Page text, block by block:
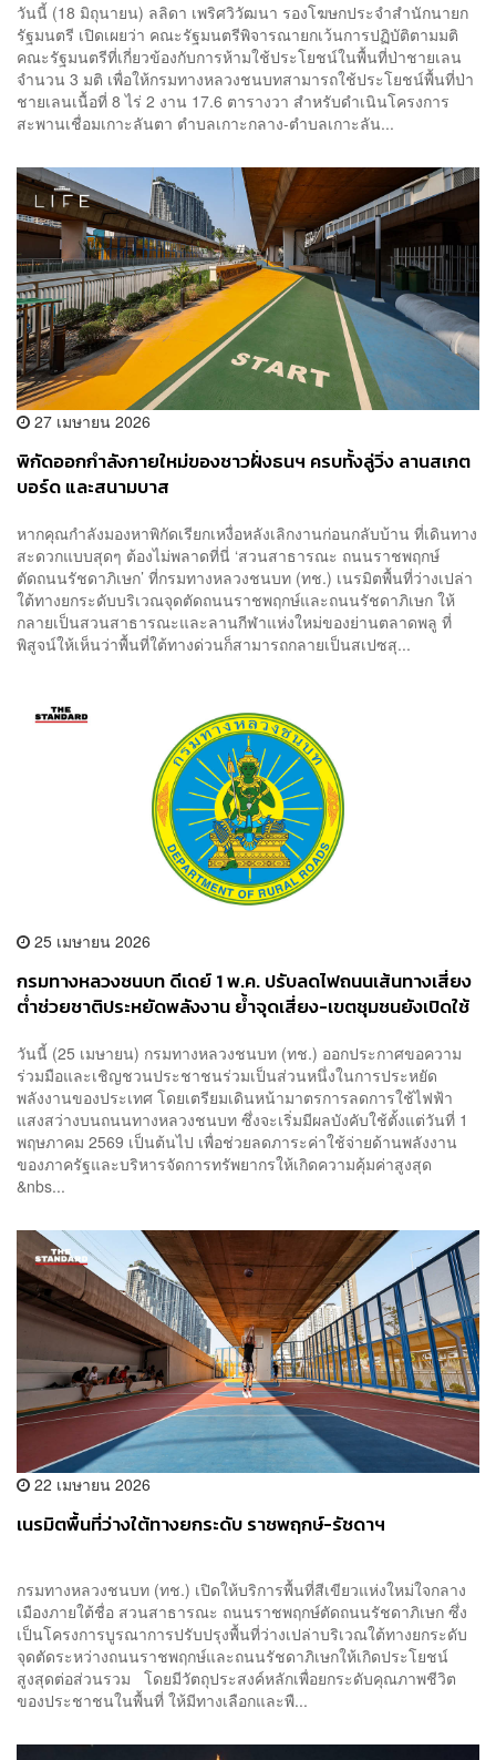
วันนี้ (18 มิถุนายน) ลลิดา เพริศวิวัฒนา รองโฆษกประจำสำนักนายก
รัฐมนตรี เปิดเผยว่า คณะรัฐมนตรีพิจารณายกเว้นการปฏิบัติตามมติ
คณะรัฐมนตรีที่เกี่ยวข้องกับการห้ามใช้ประโยชน์ในพื้นที่ป่าชายเลน
จำนวน 3 มติ เพื่อให้กรมทางหลวงชนบทสามารถใช้ประโยชน์พื้นที่ป่า
ชายเลนเนื้อที่ 8 ไร่ 2 งาน 17.6 ตารางวา สำหรับดำเนินโครงการ
สะพานเชื่อมเกาะลันตา ตำบลเกาะกลาง-ตำบลเกาะลัน...
27 เมษายน 2026
พิกัดออกกำลังกายใหม่ของชาวฝั่งธนฯ ครบทั้งลู่วิ่ง ลานสเกต
บอร์ด และสนามบาส
หากคุณกำลังมองหาพิกัดเรียกเหงื่อหลังเลิกงานก่อนกลับบ้าน ที่เดินทาง
สะดวกแบบสุดๆ ต้องไม่พลาดที่นี่ ‘สวนสาธารณะ ถนนราชพฤกษ์
ตัดถนนรัชดาภิเษก’ ที่กรมทางหลวงชนบท (ทช.) เนรมิตพื้นที่ว่างเปล่า
ใต้ทางยกระดับบริเวณจุดตัดถนนราชพฤกษ์และถนนรัชดาภิเษก ให้
กลายเป็นสวนสาธารณะและลานกีฬาแห่งใหม่ของย่านตลาดพลู ที่
พิสูจน์ให้เห็นว่าพื้นที่ใต้ทางด่วนก็สามารถกลายเป็นสเปซสุ...
25 เมษายน 2026
กรมทางหลวงชนบท ดีเดย์ 1 พ.ค. ปรับลดไฟถนนเส้นทางเสี่ยง
ต่ำช่วยชาติประหยัดพลังงาน ย้ำจุดเสี่ยง-เขตชุมชนยังเปิดใช้
วันนี้ (25 เมษายน) กรมทางหลวงชนบท (ทช.) ออกประกาศขอความ
ร่วมมือและเชิญชวนประชาชนร่วมเป็นส่วนหนึ่งในการประหยัด
พลังงานของประเทศ โดยเตรียมเดินหน้ามาตรการลดการใช้ไฟฟ้า
แสงสว่างบนถนนทางหลวงชนบท ซึ่งจะเริ่มมีผลบังคับใช้ตั้งแต่วันที่ 1
พฤษภาคม 2569 เป็นต้นไป เพื่อช่วยลดภาระค่าใช้จ่ายด้านพลังงาน
ของภาครัฐและบริหารจัดการทรัพยากรให้เกิดความคุ้มค่าสูงสุด
&nbs...
22 เมษายน 2026
เนรมิตพื้นที่ว่างใต้ทางยกระดับ ราชพฤกษ์-รัชดาฯ
กรมทางหลวงชนบท (ทช.) เปิดให้บริการพื้นที่สีเขียวแห่งใหม่ใจกลาง
เมืองภายใต้ชื่อ สวนสาธารณะ ถนนราชพฤกษ์ตัดถนนรัชดาภิเษก ซึ่ง
เป็นโครงการบูรณาการปรับปรุงพื้นที่ว่างเปล่าบริเวณใต้ทางยกระดับ
จุดตัดระหว่างถนนราชพฤกษ์และถนนรัชดาภิเษกให้เกิดประโยชน์
สูงสุดต่อส่วนรวม โดยมีวัตถุประสงค์หลักเพื่อยกระดับคุณภาพชีวิต
ของประชาชนในพื้นที่ ให้มีทางเลือกและพื...